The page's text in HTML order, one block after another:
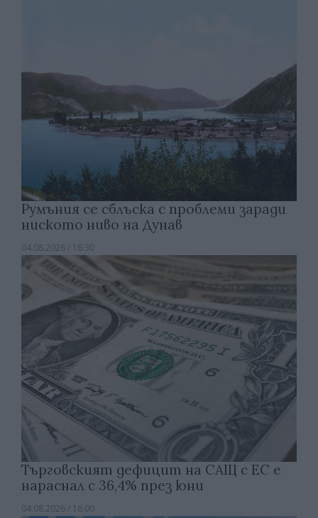
Румъния се сблъска с проблеми заради
ниското ниво на Дунав
04.08.2026 / 16:30
Търговският дефицит на САЩ с ЕС е
нараснал с 36,4% през юни
04.08.2026 / 16:00